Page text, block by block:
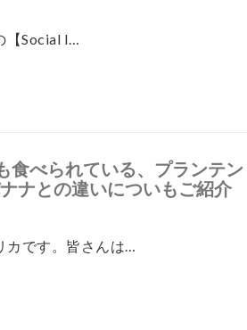
【Social I…
食べられている、プランテン
との違いについもご紹介
カです。皆さんは…